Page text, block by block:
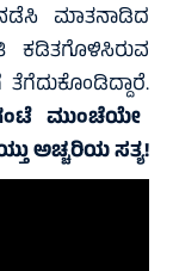
ಮಾತನಾಡಿದ
ಮುಂಚೆಯೇ
ಅಚ್ಚರಿಯ ಸತ್ಯ!